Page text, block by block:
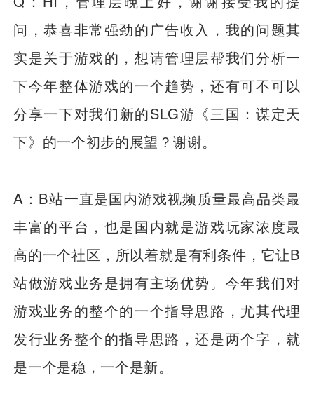
问，恭喜非常强劲的广告收入，我的问题其
实是关于游戏的，想请管理层帮我们分析一
下今年整体游戏的一个趋势，还有可不可以
分享一下对我们新的SLG游《三国：谋定天
下》的一个初步的展望？谢谢。
A：B站一直是国内游戏视频质量最高品类最
丰富的平台，也是国内就是游戏玩家浓度最
高的一个社区，所以着就是有利条件，它让B
站做游戏业务是拥有主场优势。今年我们对
游戏业务的整个的一个指导思路，尤其代理
发行业务整个的指导思路，还是两个字，就
是一个是稳，一个是新。